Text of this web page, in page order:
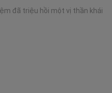
đã triệu hồi một vị thần khái